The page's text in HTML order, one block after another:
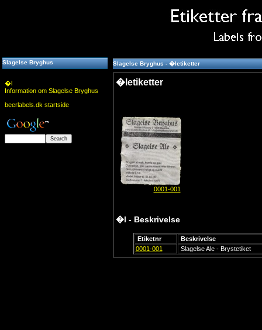
Slagelse Bryghus
�l
Information om Slagelse Bryghus
beerlabels.dk startside
Slagelse Bryghus - �letiketter
�letiketter
0001-001
�l - Beskrivelse
Etiketnr
Beskrivelse
0001-001
Slagelse Ale - Brystetiket